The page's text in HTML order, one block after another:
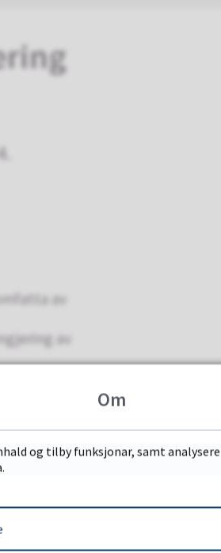
av
av
Om
og tilby funksjonar, samt analysere